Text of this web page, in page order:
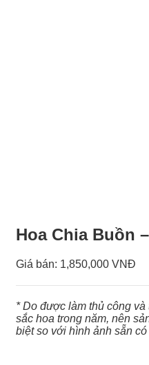
Hoa Chia Buồn
Giá bán: 1,850,000 VNĐ
* Do được làm thủ công
sắc hoa trong năm, nên
biệt so với hình ảnh sẵn